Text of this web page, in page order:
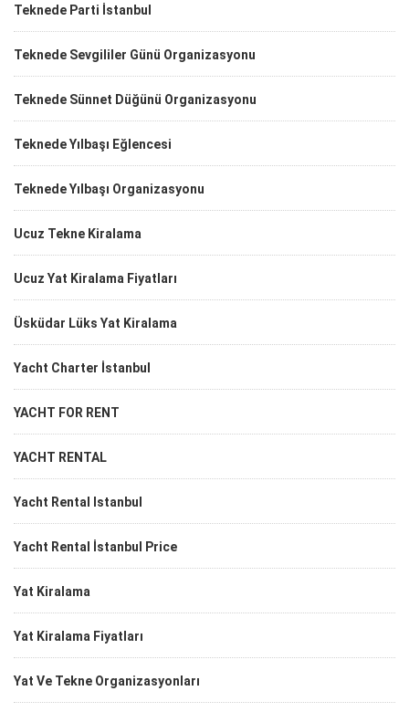
Teknede Parti İstanbul
Teknede Sevgililer Günü Organizasyonu
Teknede Sünnet Düğünü Organizasyonu
Teknede Yılbaşı Eğlencesi
Teknede Yılbaşı Organizasyonu
Ucuz Tekne Kiralama
Ucuz Yat Kiralama Fiyatları
Üsküdar Lüks Yat Kiralama
Yacht Charter İstanbul
YACHT FOR RENT
YACHT RENTAL
Yacht Rental Istanbul
Yacht Rental İstanbul Price
Yat Kiralama
Yat Kiralama Fiyatları
Yat Ve Tekne Organizasyonları